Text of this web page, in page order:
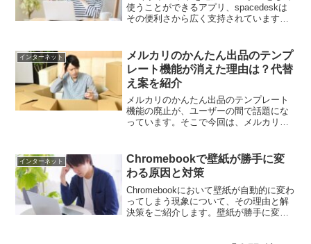
使うことができるアプリ、spacedeskは
その便利さから広く支持されています。
題、デバイスへの影響を慎重に考慮する
必要があります...
インターネット
メルカリのかんたん出品のテンプ
レート機能が消えた理由は？代替
え案を紹介
メルカリのかんたん出品のテンプレート
機能の廃止が、ユーザーの間で話題にな
っています。そこで今回は、メルカリの
てご紹介しています。メルカリのかんた
ん出品のテンプレート機能...
インターネット
Chromebookで壁紙が勝手に変
わる原因と対策
Chromebookにおいて壁紙が自動的に変わ
ってしまう現象について、その理由と解
決策をご紹介します。壁紙が勝手に変わ